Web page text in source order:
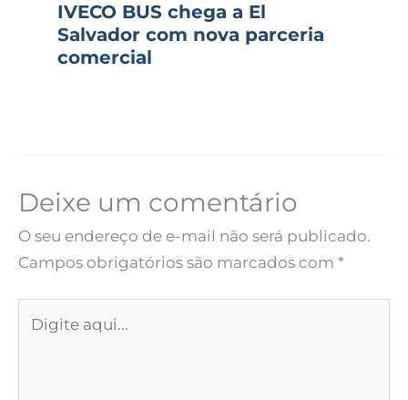
IVECO BUS chega a El
Salvador com nova parceria
comercial
Deixe um comentário
O seu endereço de e-mail não será publicado.
Campos obrigatórios são marcados com *
aqui...